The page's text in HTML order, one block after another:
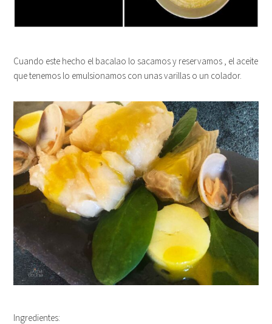
Cuando este hecho el bacalao lo sacamos y reservamos , el aceite
que tenemos lo emulsionamos con unas varillas o un colador.
Ingredientes: